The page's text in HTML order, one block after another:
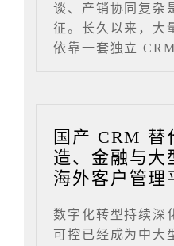
谈、产销协同复杂
征。长久以来，大
依靠一套独立
国产 CRM 替
造、金融与大
海外客户管理
数字化转型持续深
可控已经成为中大